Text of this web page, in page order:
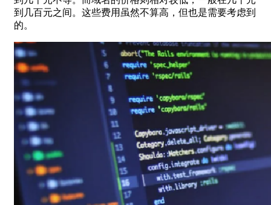
到几百元之间。这些费用虽然不算高，但也是需要考虑到
的。